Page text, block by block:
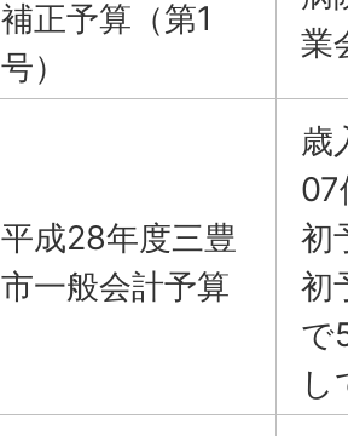
補正予算（第1
号）
業
平成28年度三豊
市一般会計予算
歳
07
初
初
で
し